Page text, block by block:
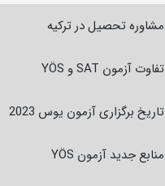
مشاوره تحصیل در ترکیه
تفاوت آزمون SAT و YÖS
تاریخ برگزاری آزمون یوس 2023
منابع جدید آزمون YÖS